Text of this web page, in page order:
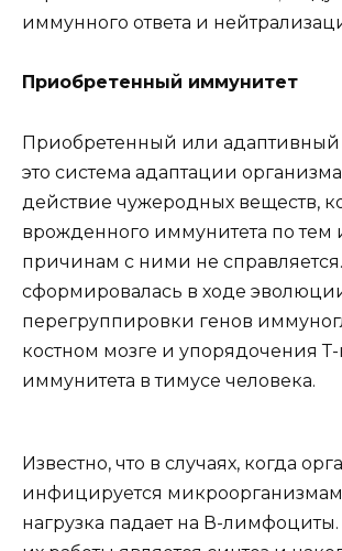
иммунного ответа и
Приобретенный иммунитет
Приобретенный или
это система адаптации организма
действие чужеродных веществ,
врожденного иммунитета по
причинам с ними не справляется.
сформировалась в ходе эволюции
перегруппировки генов
костном мозге и упорядочения Т-
иммунитета в тимусе человека.
Известно, что в случаях, когда
инфицируется
нагрузка падает на В-лимфоциты.